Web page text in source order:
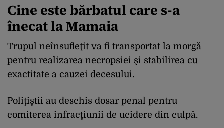
Cine este bărbatul care s-a
înecat la Mamaia
Trupul neînsufleţit va fi transportat la morgă
pentru realizarea necropsiei şi stabilirea cu
exactitate a cauzei decesului.
Poliţiştii au deschis dosar penal pentru
comiterea infracţiunii de ucidere din culpă.